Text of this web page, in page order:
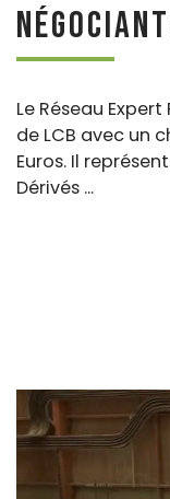
Le Réseau
de LCB avec un
Euros. Il
Dérivés ...